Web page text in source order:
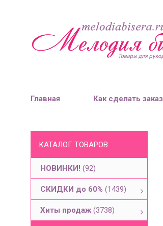
Главная Как сделать заказ
КАТАЛОГ ТОВАРОВ
НОВИНКИ! (92)
СКИДКИ до 60% (1439)
Хиты продаж (3738)